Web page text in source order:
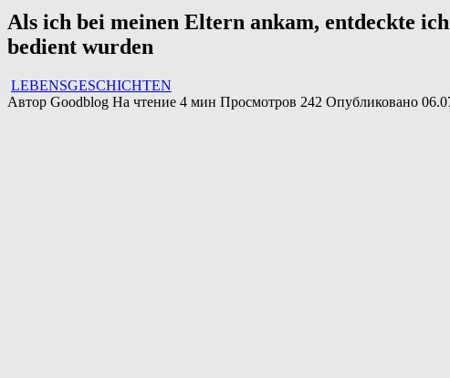
Als ich bei meinen Eltern ankam, entdeckte
bedient wurden
LEBENSGESCHICHTEN
Автор Goodblog На чтение 4 мин Просмотров 242 Опубликовано